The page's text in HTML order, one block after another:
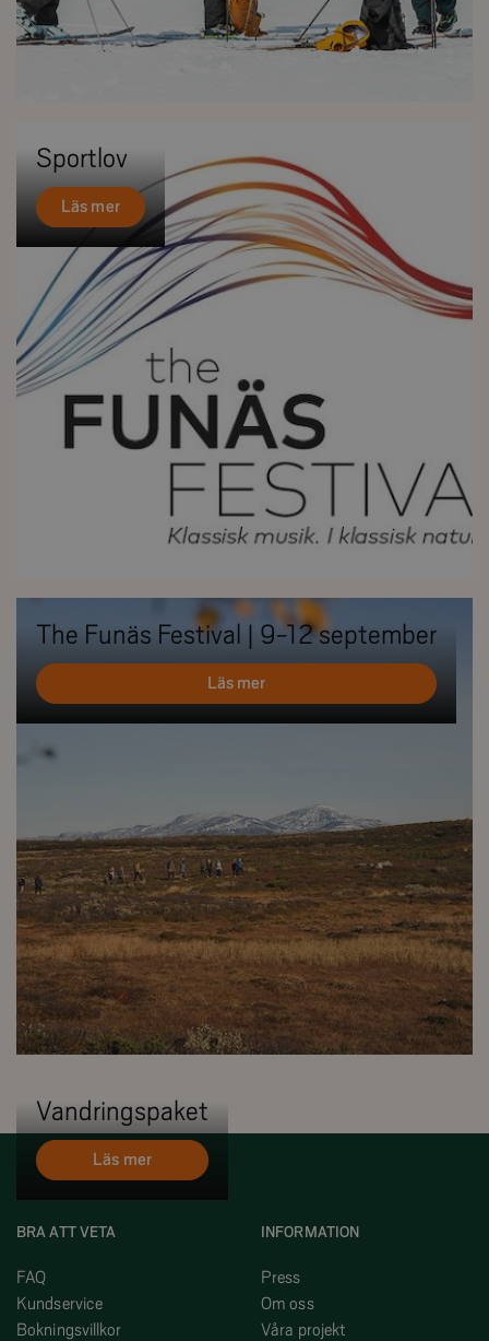
Sportlov
Läs mer
The Funäs Festival | 9-12 september
Läs mer
Vandringspaket
Läs mer
BRA ATT VETA
FAQ
Kundservice
Bokningsvillkor
INFORMATION
Press
Om oss
Våra projekt